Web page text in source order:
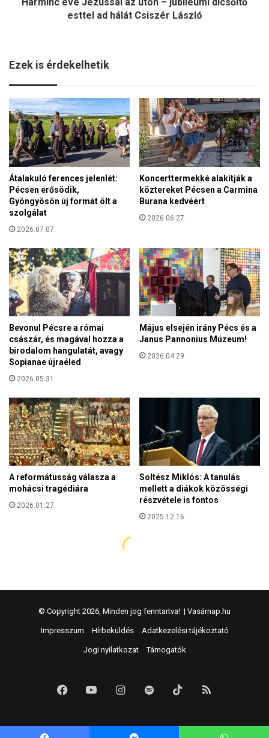
© Copyright 2026, Minden jog fenntartva! | Vasárnap.hu
Impresszum Hírbeküldés Adatkezelési tájékoztató
Jogi nyilatkozat Támogatók
FacebookYouTubeInstagram
Spotify TikTok